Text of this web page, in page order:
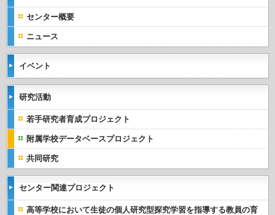
センター概要
ニュース
イベント
研究活動
若手研究者育成プロジェクト
附属学校データベースプロジェクト
共同研究
センター関連プロジェクト
高等学校において生徒の個人研究型探究学習を指導する教員の育